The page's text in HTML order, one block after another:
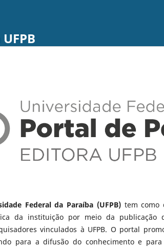
Federal da Paraíba (UFPB)tem como
da instituição por meio da publicação
vinculados à UFPB. O portal
para a difusão do conhecimento e